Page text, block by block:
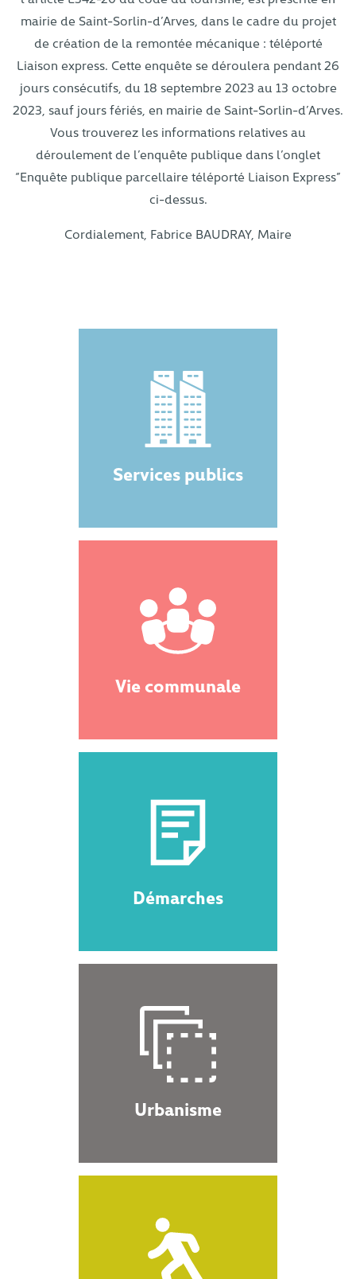
mairie de Saint-Sorlin-d’Arves, dans le cadre du projet
de création de la remontée mécanique : téléporté
Liaison express. Cette enquête se déroulera pendant 26
jours consécutifs, du 18 septembre 2023 au 13 octobre
2023, sauf jours fériés, en mairie de Saint-Sorlin-d’Arves.
Vous trouverez les informations relatives au
déroulement de l’enquête publique dans l’onglet
“Enquête publique parcellaire téléporté Liaison Express”
ci-dessus.
Cordialement, Fabrice BAUDRAY, Maire
Services publics
Vie communale
Démarches
Urbanisme